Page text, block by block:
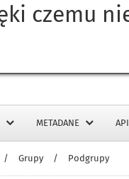
czemu
METADANE API
/ Grupy / Podgrupy